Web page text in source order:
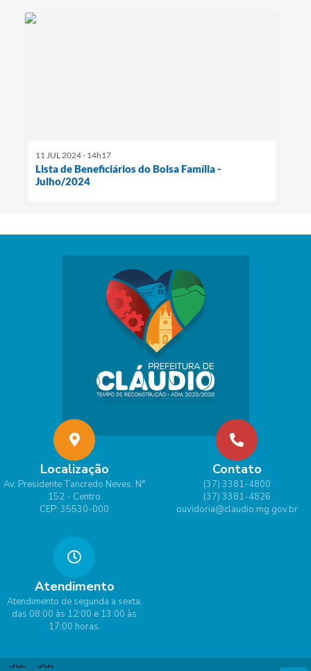
11 JUL 2024 - 14h17
Lista de Beneficiários do Bolsa Família -
Julho/2024
Localização
Av. Presidente Tancredo Neves, N°
152 - Centro
CEP: 35530-000
Contato
(37) 3381-4800
(37) 3381-4826
ouvidoria@claudio.mg.gov.br
Atendimento
Atendimento de segunda a sexta,
das 08:00 às 12:00 e 13:00 às
17:00 horas.